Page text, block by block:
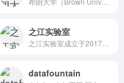
之江实验室
datafountain